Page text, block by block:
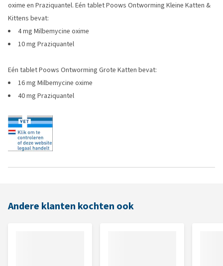
oxime en Praziquantel. Eén tablet Poows Ontworming Kleine Katten &
Kittens bevat:
4 mg Milbemycine oxime
10 mg Praziquantel
Eén tablet Poows Ontworming Grote Katten bevat:
16 mg Milbemycine oxime
40 mg Praziquantel
Andere klanten kochten ook